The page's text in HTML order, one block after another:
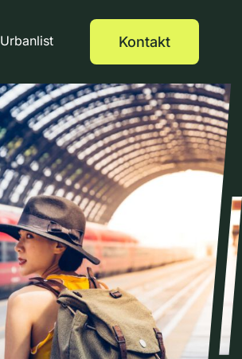
Urbanlist Kontakt